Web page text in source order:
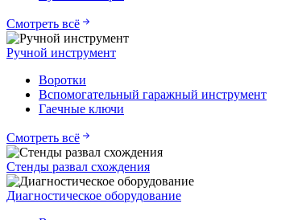
Смотреть всё
Ручной инструмент
Воротки
Вспомогательный гаражный инструмент
Гаечные ключи
Смотреть всё
Стенды развал схождения
Диагностическое оборудование